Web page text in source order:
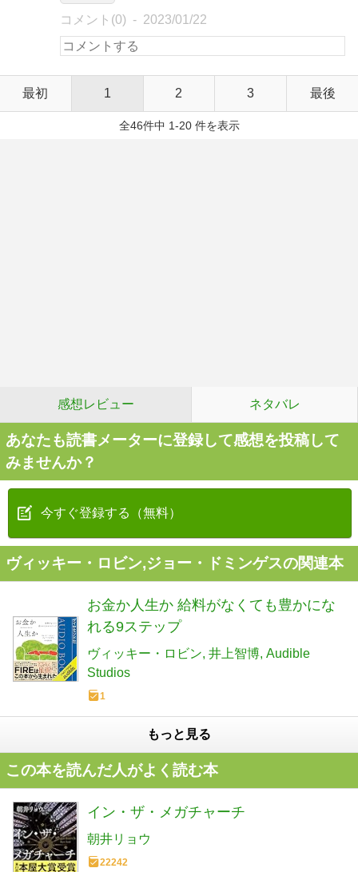
コメント(0) 2023/01/22
最初 1 2 3 最後
全46件中 1-20 件を表示
感想レビュー ネタバレ
あなたも読書メーターに登録して感想を投稿して
みませんか？
今すぐ登録する（無料）
ヴィッキー・ロビン,ジョー・ドミンゲスの関連本
お金か人生か 給料がなくても豊かにな
れる9ステップ
ヴィッキー・ロビン 井上智博 Audible
Studios
1
もっと見る
この本を読んだ人がよく読む本
イン・ザ・メガチャーチ
朝井リョウ
22242